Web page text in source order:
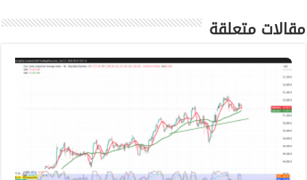
مقالات متعلقة